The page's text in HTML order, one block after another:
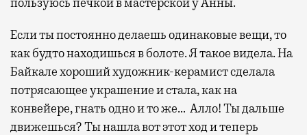
Если ты постоянно делаешь одинаковые вещи, то
как будто находишься в болоте. Я такое видела. На
Байкале хороший художник-керамист сделала
потрясающее украшение и стала, как на
конвейере, гнать одно и то же… Алло! Ты дальше
движешься? Ты нашла вот этот ход и теперь